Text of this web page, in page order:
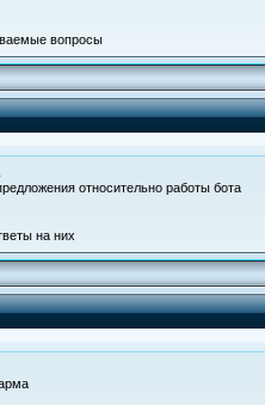
вопросы
относительно работы бота
на них